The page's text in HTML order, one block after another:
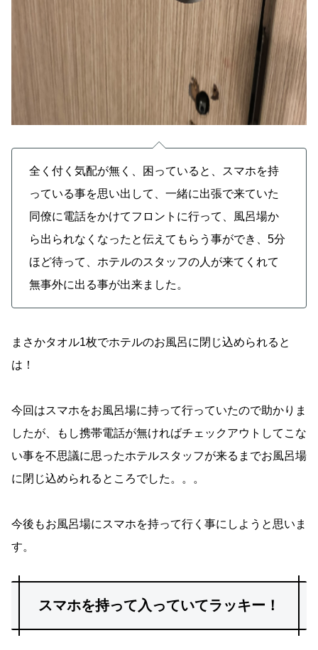
全く付く気配が無く、困っていると、スマホを持
っている事を思い出して、一緒に出張で来ていた
同僚に電話をかけてフロントに行って、風呂場か
ら出られなくなったと伝えてもらう事ができ、5分
ほど待って、ホテルのスタッフの人が来てくれて
無事外に出る事が出来ました。
まさかタオル1枚でホテルのお風呂に閉じ込められると
は！
今回はスマホをお風呂場に持って行っていたので助かりま
したが、もし携帯電話が無ければチェックアウトしてこな
い事を不思議に思ったホテルスタッフが来るまでお風呂場
に閉じ込められるところでした。。。
今後もお風呂場にスマホを持って行く事にしようと思いま
す。
スマホを持って入っていてラッキー！